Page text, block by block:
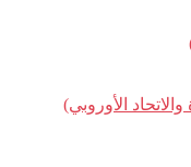
الأوروبي)